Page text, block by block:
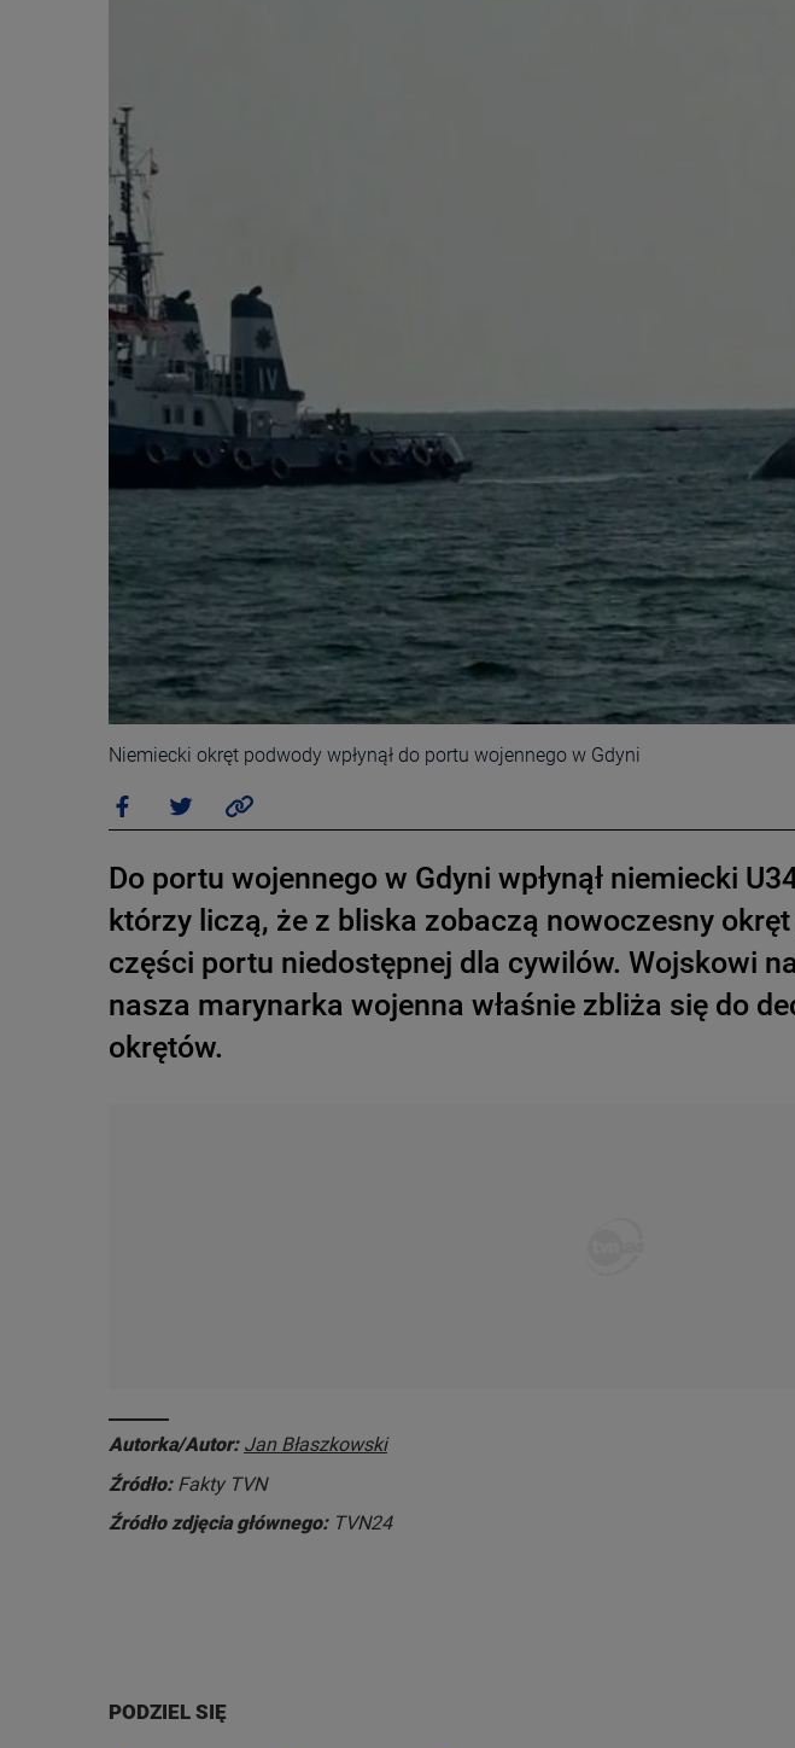
Niemiecki okręt podwody wpłynął do portu wojennego w Gdyni
Do portu wojennego w Gdyni wpłynął niemiecki
którzy liczą, że z bliska zobaczą nowoczesny
części portu niedostępnej dla cywilów. Wojskowi
nasza marynarka wojenna właśnie zbliża się do
okrętów.
Autorka/Autor: Jan Błaszkowski
Źródło: Fakty TVN
Źródło zdjęcia głównego: TVN24
PODZIEL SIĘ